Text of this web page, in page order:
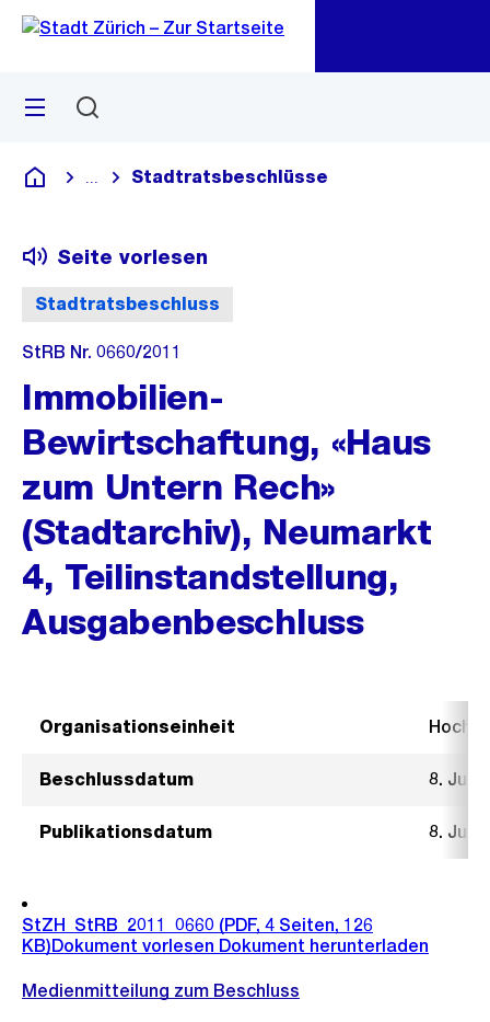
Navigation
Sprunglink
Menü
Deutsch
Blende alle Breadcrumbs ein
Stadtratsbeschlüsse
Stadtratsbeschluss
Seite vorlesen
StRB Nr. 0660/2011
Immobilien-
Bewirtschaftung, «Haus
zum Untern Rech»
(Stadtarchiv), Neumarkt
4, Teilinstandstellung,
Ausgabenbeschluss
Organisationseinheit
Beschlussdatum 8. Juni
Publikationsdatum 8. Juni
StZH_StRB_2011_0660 (PDF, 4 Seiten, 126
KB)Dokument vorlesen Dokument herunterladen
Medienmitteilung zum Beschluss